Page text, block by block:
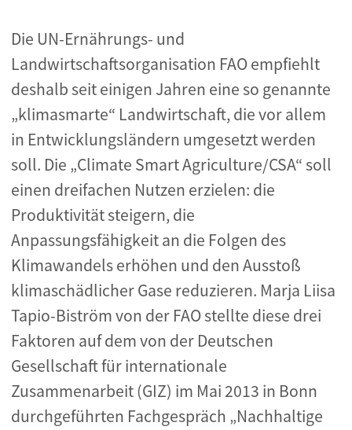
Die UN-Ernährungs- und
Landwirtschaftsorganisation FAO empfiehlt
deshalb seit einigen Jahren eine so genannte
„klimasmarte“ Landwirtschaft, die vor allem
in Entwicklungsländern umgesetzt werden
soll. Die „Climate Smart Agriculture/CSA“ soll
einen dreifachen Nutzen erzielen: die
Produktivität steigern, die
Anpassungsfähigkeit an die Folgen des
Klimawandels erhöhen und den Ausstoß
klimaschädlicher Gase reduzieren. Marja Liisa
Tapio-Biström von der FAO stellte diese drei
Faktoren auf dem von der Deutschen
Gesellschaft für internationale
Zusammenarbeit (GIZ) im Mai 2013 in Bonn
durchgeführten Fachgespräch „Nachhaltige